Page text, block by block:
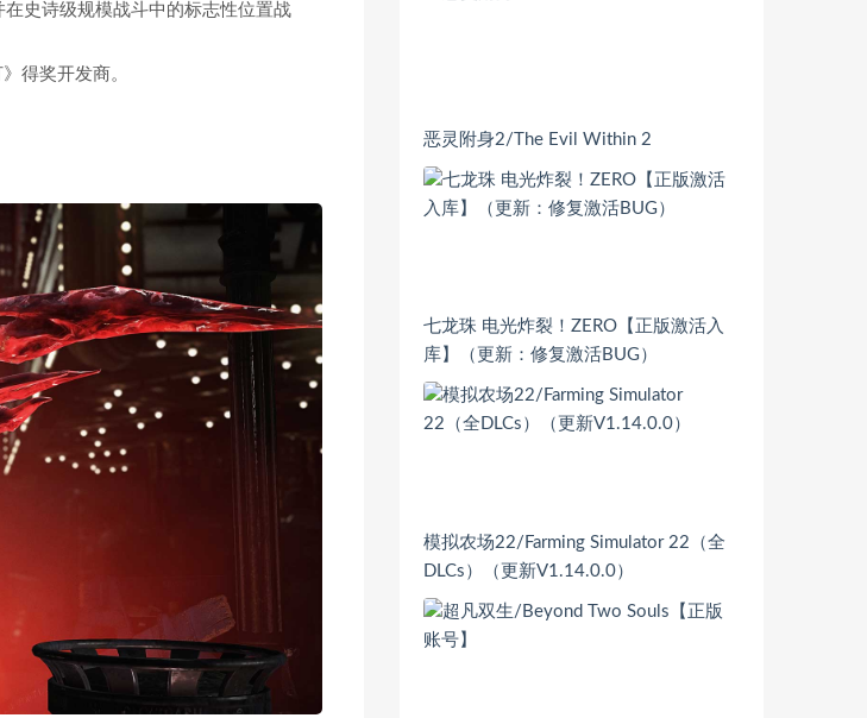
史诗级规模战斗中的标志性位置战
得奖开发商。
恶灵附身2/The Evil Within 2
七龙珠 电光炸裂！ZERO【正版激活入
库】（更新：修复激活BUG）
模拟农场22/Farming Simulator 22（全
DLCs）（更新V1.14.0.0）